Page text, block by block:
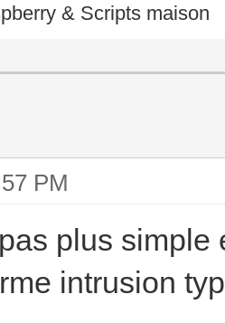
& Scripts maison
PM
plus
intrusion